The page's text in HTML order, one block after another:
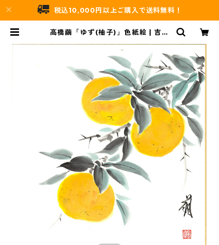
税込10,000円以上ご購入で送料無料！
高橋繭「ゆず(柚子)」色紙絵 | 吉村